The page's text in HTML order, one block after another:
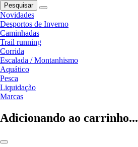
Pesquisar
Novidades
Desportos de Inverno
Caminhadas
Trail running
Corrida
Escalada / Montanhismo
Aquático
Pesca
Liquidação
Marcas
Adicionando ao carrinho...